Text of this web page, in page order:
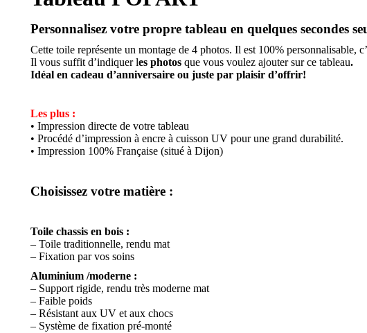
Personnalisez votre propre tableau en quelques secondes
Cette toile représente un montage de 4 photos. Il est 100% personnalisable,
Il vous suffit d’indiquer les photos que vous voulez ajouter sur ce tableau.
Idéal en cadeau d’anniversaire ou juste par plaisir d’offrir!
Les plus :
• Impression directe de votre tableau
• Procédé d’impression à encre à cuisson UV pour une grand durabilité.
• Impression 100% Française (situé à Dijon)
Choisissez votre matière :
Toile chassis en bois :
– Toile traditionnelle, rendu mat
– Fixation par vos soins
Aluminium /moderne :
– Support rigide, rendu très moderne mat
– Faible poids
– Résistant aux UV et aux chocs
– Système de fixation pré-monté